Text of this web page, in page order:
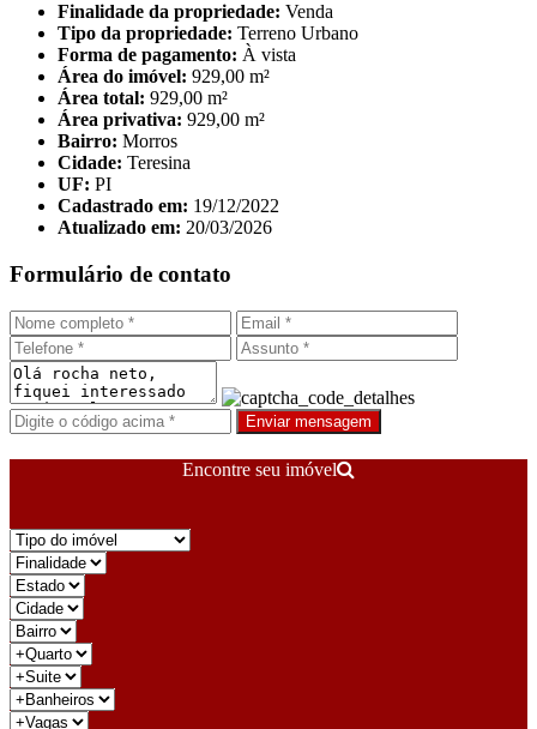
Finalidade da propriedade: Venda
Tipo da propriedade: Terreno Urbano
Forma de pagamento: À vista
Área do imóvel: 929,00 m²
Área total: 929,00 m²
Área privativa: 929,00 m²
Bairro: Morros
Cidade: Teresina
UF: PI
Cadastrado em: 19/12/2022
Atualizado em: 20/03/2026
Formulário de contato
Enviar mensagem
Encontre seu imóvel